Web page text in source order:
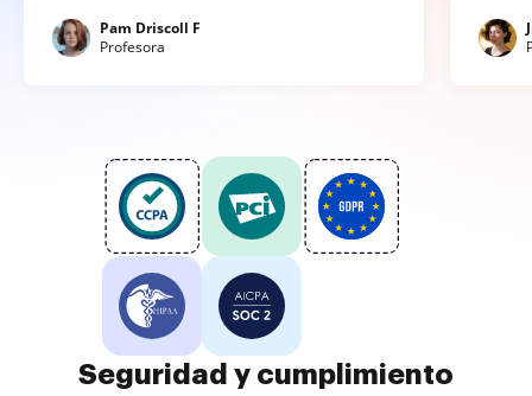
Pam Driscoll F
Profesora
Seguridad y cumplimiento